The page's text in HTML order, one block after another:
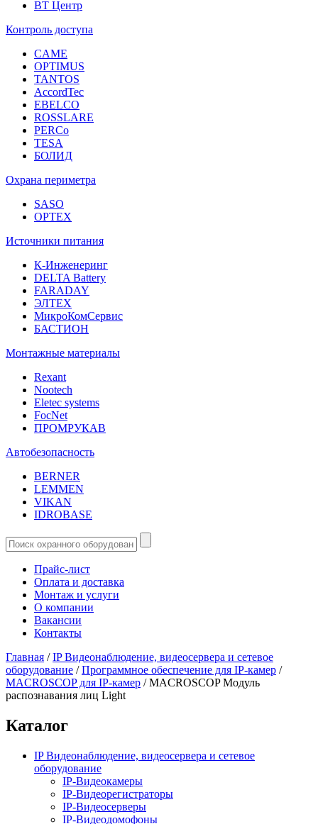
ВТ Центр
Контроль доступа
CAME
OPTIMUS
TANTOS
AccordTec
EBELCO
ROSSLARE
PERCo
TESA
БОЛИД
Охрана периметра
SASO
OPTEX
Источники питания
К-Инженеринг
DELTA Battery
FARADAY
ЭЛТЕХ
МикроКомСервис
БАСТИОН
Монтажные материалы
Rexant
Nootech
Eletec systems
FocNet
ПРОМРУКАВ
Автобезопасность
BERNER
LEMMEN
VIKAN
IDROBASE
Прайс-лист
Оплата и доставка
Монтаж и услуги
О компании
Вакансии
Контакты
Главная /IP Видеонаблюдение, видеосервера и сетевое
оборудование /Программное обеспечение для IP-камер /
MACROSCOP для IP-камер /MACROSCOP Модуль
распознавания лиц Light
Каталог
IP Видеонаблюдение, видеосервера и сетевое
оборудование
IP-Видеокамеры
IP-Видеорегистраторы
IP-Видеосерверы
IP-Видеодомофоны